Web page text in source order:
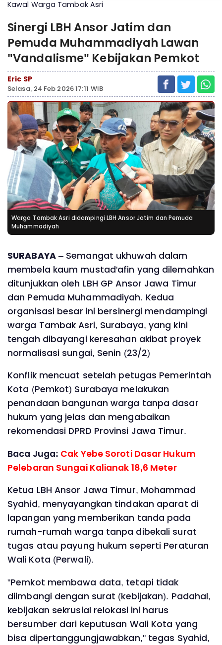
Kawal Warga Tambak Asri
Sinergi LBH Ansor Jatim dan
Pemuda Muhammadiyah Lawan
"Vandalisme" Kebijakan Pemkot
Eric SP
Selasa, 24 Feb 2026 17:11 WIB
Warga Tambak Asri didampingi LBH Ansor Jatim dan Pemuda
Muhammadiyah
SURABAYA– Semangat ukhuwah dalam
membela kaum mustad'afin yang dilemahkan
ditunjukkan oleh LBH GP Ansor Jawa Timur
dan Pemuda Muhammadiyah. Kedua
organisasi besar ini bersinergi mendampingi
warga Tambak Asri, Surabaya, yang kini
tengah dibayangi keresahan akibat proyek
normalisasi sungai, Senin (23/2)
Konflik mencuat setelah petugas Pemerintah
Kota (Pemkot) Surabaya melakukan
penandaan bangunan warga tanpa dasar
hukum yang jelas dan mengabaikan
rekomendasi DPRD Provinsi Jawa Timur.
Baca Juga: Cak Yebe Soroti Dasar Hukum
Pelebaran Sungai Kalianak 18,6 Meter
Ketua LBH Ansor Jawa Timur, Mohammad
Syahid, menyayangkan tindakan aparat di
lapangan yang memberikan tanda pada
rumah-rumah warga tanpa dibekali surat
tugas atau payung hukum seperti Peraturan
Wali Kota (Perwali).
"Pemkot membawa data, tetapi tidak
diimbangi dengan surat (kebijakan). Padahal,
kebijakan sekrusial relokasi ini harus
bersumber dari keputusan Wali Kota yang
bisa dipertanggungjawabkan," tegas Syahid,